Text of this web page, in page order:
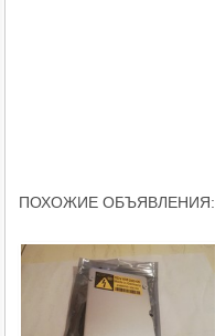
ПОХОЖИЕ ОБЪЯВЛЕНИЯ: